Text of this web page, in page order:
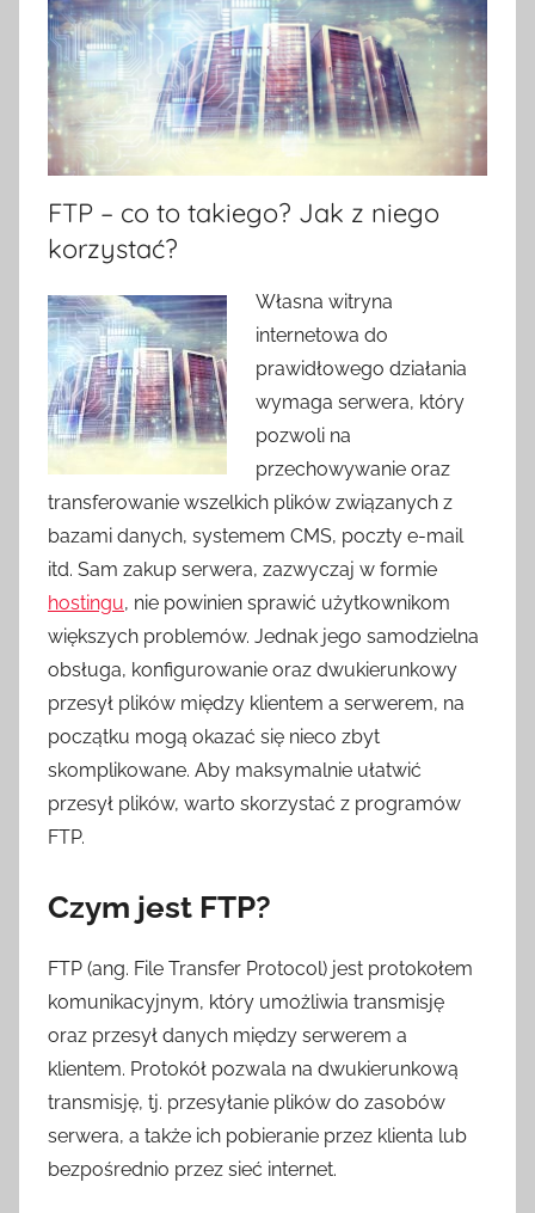
FTP – co to takiego? Jak z niego
korzystać?
Własna witryna
internetowa do
prawidłowego działania
wymaga serwera, który
pozwoli na
przechowywanie oraz
transferowanie wszelkich plików związanych z
bazami danych, systemem CMS, poczty e-mail
itd. Sam zakup serwera, zazwyczaj w formie
hostingu, nie powinien sprawić użytkownikom
większych problemów. Jednak jego samodzielna
obsługa, konfigurowanie oraz dwukierunkowy
przesył plików między klientem a serwerem, na
początku mogą okazać się nieco zbyt
skomplikowane. Aby maksymalnie ułatwić
przesył plików, warto skorzystać z programów
FTP.
Czym jest FTP?
FTP (ang. File Transfer Protocol) jest protokołem
komunikacyjnym, który umożliwia transmisję
oraz przesył danych między serwerem a
klientem. Protokół pozwala na dwukierunkową
transmisję, tj. przesyłanie plików do zasobów
serwera, a także ich pobieranie przez klienta lub
bezpośrednio przez sieć internet.